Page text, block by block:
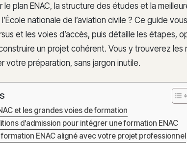
le plan ENAC, la structure des études et la
nationale de l’aviation civile ? Ce guide
et les voies d’accès, puis détaille les étapes,
un projet cohérent. Vous y trouverez les
votre préparation, sans jargon inutile.
et les grandes voies de formation
d’admission pour intégrer une formation ENAC
ENAC aligné avec votre projet professionnel